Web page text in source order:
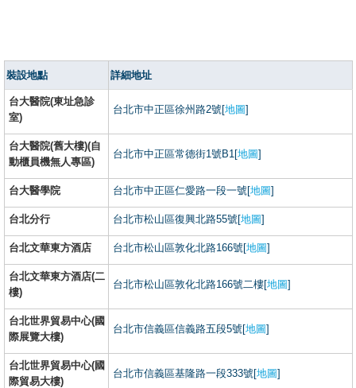
裝設地點 詳細地址
台大醫院(東址急診
室)
台北市中正區徐州路2號[地圖]
台大醫院(舊大樓)(自
動櫃員機無人專區)
台北市中正區常德街1號B1[地圖]
台大醫學院 台北市中正區仁愛路一段一號[地圖]
台北分行 台北市松山區復興北路55號[地圖]
台北文華東方酒店 台北市松山區敦化北路166號[地圖]
台北文華東方酒店(二
樓)
台北市松山區敦化北路166號二樓[地圖]
台北世界貿易中心(國
際展覽大樓)
台北市信義區信義路五段5號[地圖]
台北世界貿易中心(國
際貿易大樓)
台北市信義區基隆路一段333號[地圖]